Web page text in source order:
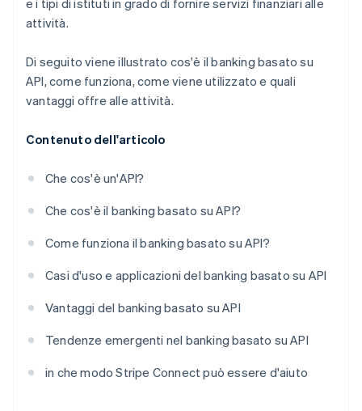
e i tipi di istituti in grado di fornire servizi finanziari alle
attività.
Di seguito viene illustrato cos'è il banking basato su
API, come funziona, come viene utilizzato e quali
vantaggi offre alle attività.
Contenuto dell'articolo
Che cos'è un'API?
Che cos'è il banking basato su API?
Come funziona il banking basato su API?
Casi d'uso e applicazioni del banking basato su API
Vantaggi del banking basato su API
Tendenze emergenti nel banking basato su API
in che modo Stripe Connect può essere d'aiuto